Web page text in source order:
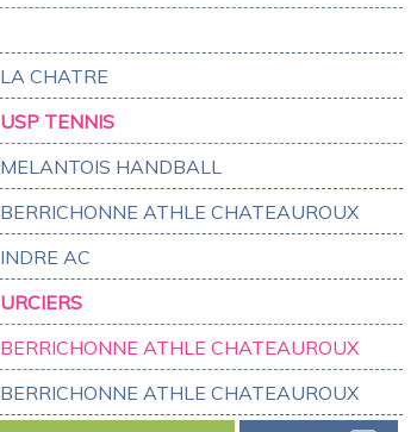
LA CHATRE
USP TENNIS
MELANTOIS HANDBALL
BERRICHONNE ATHLE CHATEAUROUX
INDRE AC
URCIERS
BERRICHONNE ATHLE CHATEAUROUX
BERRICHONNE ATHLE CHATEAUROUX